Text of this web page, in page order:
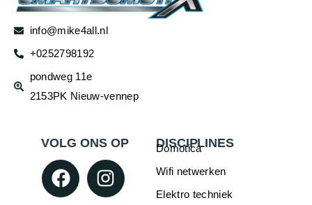
info@mike4all.nl
+0252798192
pondweg 11e
2153PK Nieuw-vennep
VOLG ONS OP DISCIPLINES
Domotica
Wifi netwerken
Elektro techniek